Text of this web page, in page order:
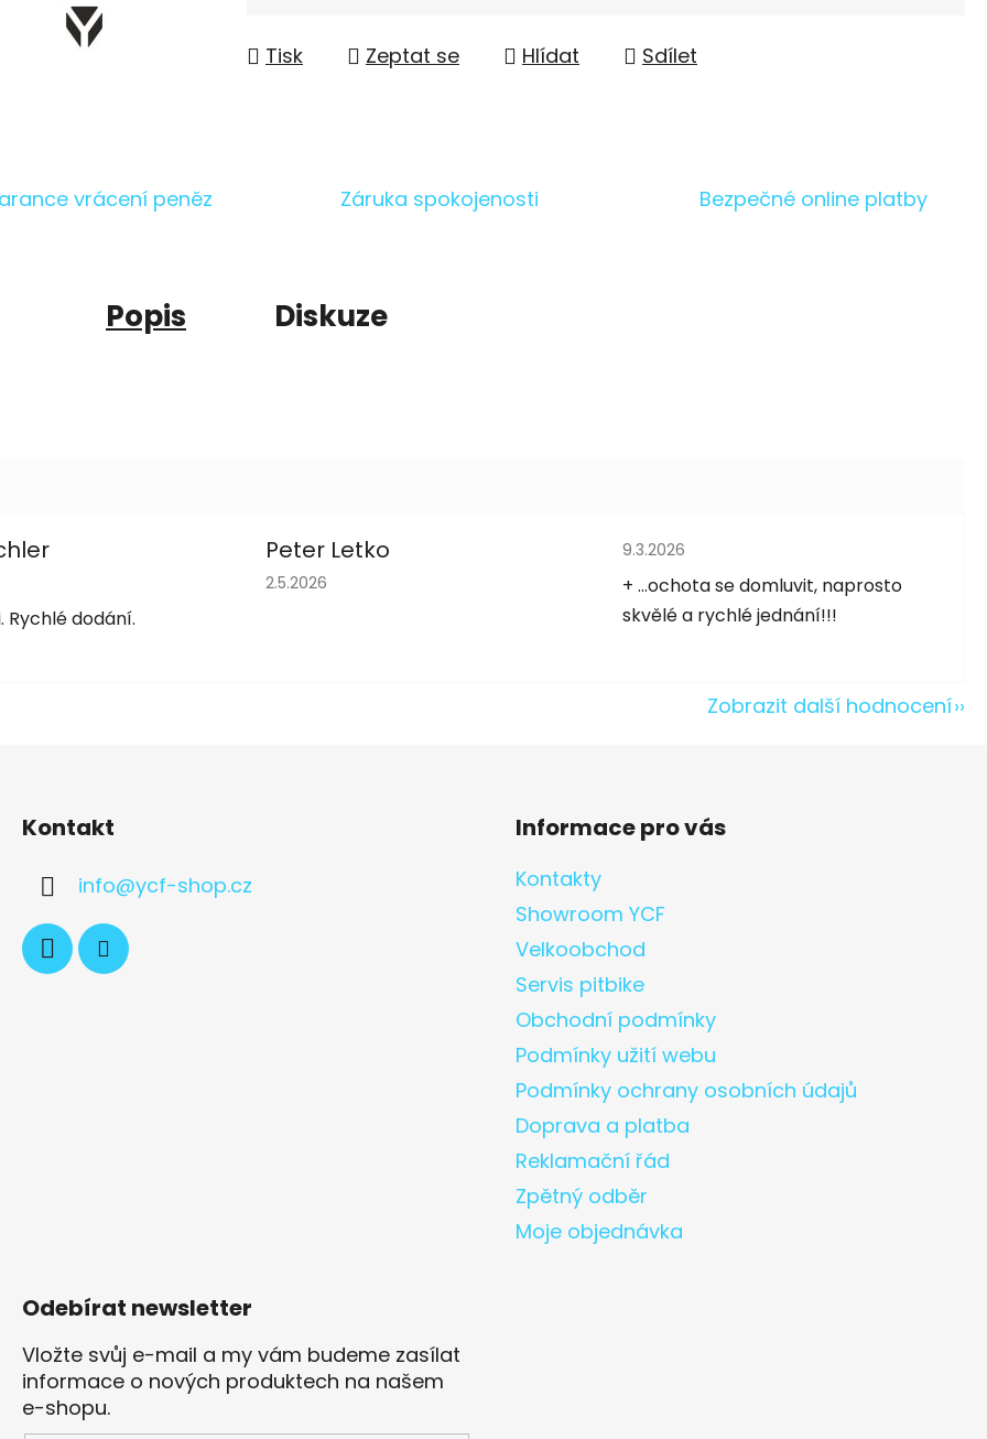
Tisk Zeptat se Hlídat Sdílet
vrácení peněz Záruka spokojenosti Bezpečné online platby
Popis Diskuze
je 5 z 5 hvězdiček.
Rychlé dodání.
Peter Letko
Hodnocení obchodu je 5 z 5 hvězdiček.
2.5.2026
Hodnocení obchodu je 5 z 5 hvězdiček.
9.3.2026
+ ...ochota se domluvit, naprosto
skvělé a rychlé jednání!!!
Zobrazit další hodnocení
Kontakt
info@ycf-shop.cz
Informace pro vás
Kontakty
Showroom YCF
Velkoobchod
Servis pitbike
Obchodní podmínky
Podmínky užití webu
Podmínky ochrany osobních údajů
Doprava a platba
Reklamační řád
Zpětný odběr
Moje objednávka
Odebírat newsletter
Vložte svůj e-mail a my vám budeme zasílat
informace o nových produktech na našem
e-shopu.